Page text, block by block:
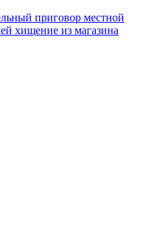
приговор местной
хищение из магазина